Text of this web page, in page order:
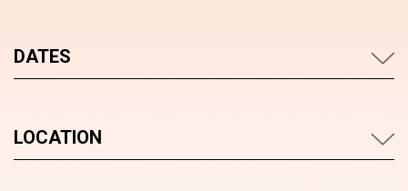
DATES
LOCATION